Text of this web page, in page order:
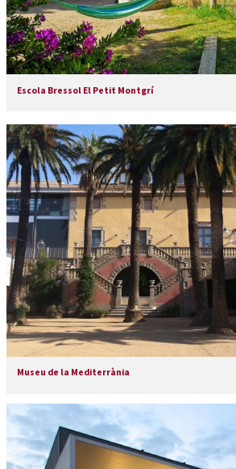
Escola Bressol El Petit Montgrí
Museu de la Mediterrània